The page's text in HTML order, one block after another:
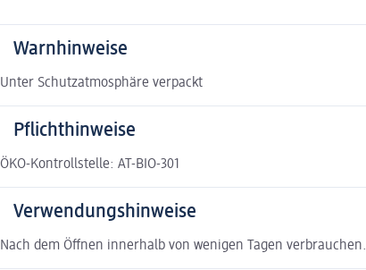
Warnhinweise
Unter Schutzatmosphäre verpackt
Pflichthinweise
ÖKO-Kontrollstelle: AT-BIO-301
Verwendungshinweise
Nach dem Öffnen innerhalb von wenigen Tagen verbrauchen.